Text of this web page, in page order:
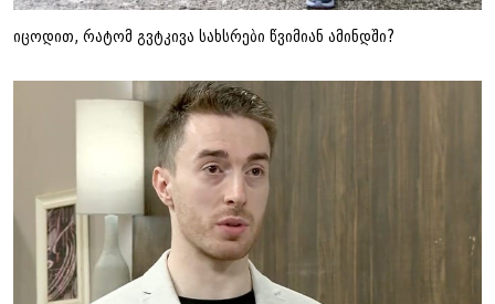
იცოდით, რატომ გვტკივა სახსრები წვიმიან ამინდში?